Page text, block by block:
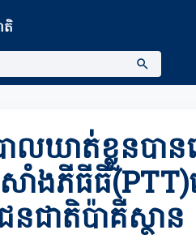
តិ
ាលឃាត់ខ្លួនបា
សាំងភីធីធី
ជាតិប៉ាគីស្ថាន